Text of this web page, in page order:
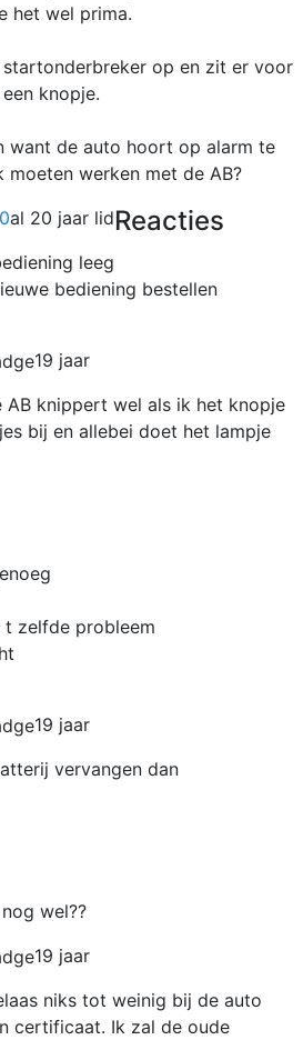
het wel prima.
startonderbreker op en zit er voor
knopje.
want de auto hoort op alarm te
moeten werken met de AB?
al 20 jaar lidReacties
leeg
bediening bestellen
19 jaar
AB knippert wel als ik het knopje
bij en allebei doet het lampje
zelfde probleem
19 jaar
vervangen dan
wel??
19 jaar
niks tot weinig bij de auto
certificaat. Ik zal de oude